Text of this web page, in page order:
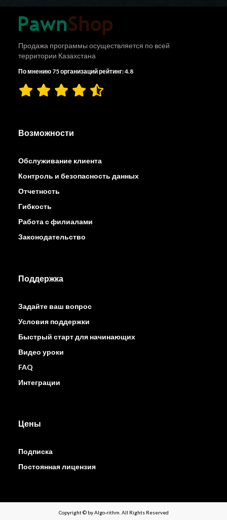
Продажа программы осуществляется по всей
территории Казахстана
По мнению 75 организаций рейтинг: 4.8
Возможности
Обслуживание клиента
Контроль и безопасность данных
Отчетность
Гибкость
Работа с филиалами
Законодательство
Поддержка
Задайте ваш вопрос
Условия поддержки
Быстрый старт для начинающих
Видео уроки
FAQ
Интеграции
Цены
Подписка
Постоянная лицензия
Copyright © by Algo-rithm. All Rights Reserved